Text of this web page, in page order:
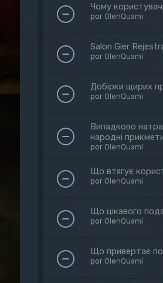
Чому
por OlenQuami
Salon Gier
por OlenQuami
Добірки щирих
por OlenQuami
Випадково
народні
por OlenQuami
Що втягує
por OlenQuami
Що цікавого
por OlenQuami
Що привертає
por OlenQuami